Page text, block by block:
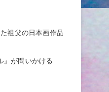
祖父の日本画作品
』が問いかける